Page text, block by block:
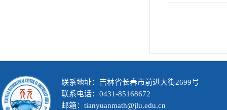
联系地址：吉林省长春市前进大街2699号
联系电话：0431-85168672
邮箱：tianyuanmath@jlu.edu.cn